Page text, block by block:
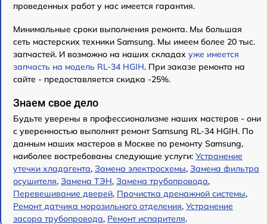
проведенных работ у нас имеется гарантия.
Минимальные сроки выполнения ремонта. Мы большая
сеть мастерских техники Samsung. Мы имеем более 20 тыс.
запчастей. И возможно на наших складах уже имеется
запчасть на модель RL-34 HGIH. При заказе ремонта на
сайте - предоставляется скидка -25%.
Знаем свое дело
Будьте уверены в профессионализме наших мастеров - они
с уверенностью выполнят ремонт Samsung RL-34 HGIH. По
данным наших мастеров в Москве по ремонту Samsung,
наиболее востребованы следующие услуги: Устранение
утечки хладагента, Замена электросхемы, Замена фильтра
осушителя, Замена ТЭН, Замена трубопровода,
Перевешивание дверей, Прочистка дренажной системы,
Ремонт датчика морозильного отделения, Устранение
засора трубопровода, Ремонт испарителя.